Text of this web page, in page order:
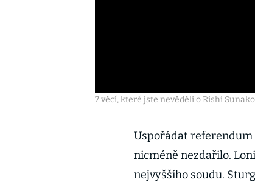
7 věcí, které jste nevěděli o Rishi
Uspořádat referendum
nicméně nezdařilo.
nejvyššího soudu.